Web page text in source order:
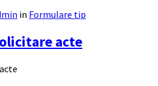
in Formulare tip
acte